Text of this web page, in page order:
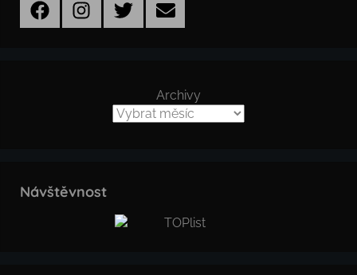
FacebookInstagramTwitter Email
Archivy
Návštěvnost